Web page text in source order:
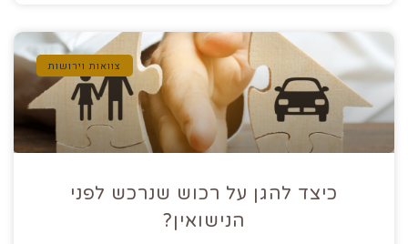
צוואות וירושות
כיצד להגן על רכוש שנרכש לפני
הנישואין?